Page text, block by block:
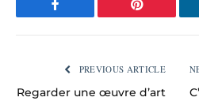
Facebook Pinterest
PREVIOUS ARTICLE
Regarder une œuvre d’art